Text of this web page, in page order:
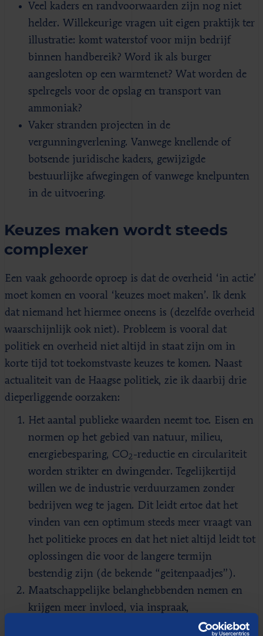
Veel kaders en randvoorwaarden zijn nog niet
helder. Willekeurige vragen uit eigen praktijk ter
illustratie: komt waterstof voor mijn bedrijf
binnen handbereik? Word ik als burger
aangesloten op een warmtenet? Wat worden de
spelregels voor de opslag en transport van
ammoniak?
Vaker stranden projecten in de
vergunningverlening. Vanwege knellende of
botsende juridische kaders, gewijzigde
bestuurlijke afwegingen of vanwege knelpunten
in de uitvoering.
Keuzes maken wordt steeds
complexer
Een vaak gehoorde oproep is dat de overheid ‘in actie’
moet komen en vooral ‘keuzes moet maken’. Ik denk
dat niemand het hiermee oneens is (dezelfde overheid
waarschijnlijk ook niet). Probleem is vooral dat
politiek en overheid niet altijd in staat zijn om in
korte tijd tot toekomstvaste keuzes te komen. Naast
actualiteit van de Haagse politiek, zie ik daarbij drie
dieperliggende oorzaken:
Het aantal publieke waarden neemt toe. Eisen en
normen op het gebied van natuur, milieu,
energiebesparing, CO2 -reductie en circulariteit
worden strikter en dwingender. Tegelijkertijd
willen we de industrie verduurzamen zonder
bedrijven weg te jagen. Dit leidt ertoe dat het
vinden van een optimum steeds meer vraagt van
het politieke proces en dat het niet altijd leidt tot
oplossingen die voor de langere termijn
bestendig zijn (de bekende “geitenpaadjes”).
Maatschappelijke belanghebbenden nemen en
krijgen meer invloed, via inspraak,
beroepsprocedures of het aanspannen van